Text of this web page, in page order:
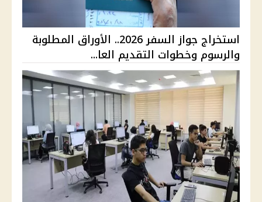
استخراج جواز السفر 2026.. الأوراق المطلوبة
والرسوم وخطوات التقديم العا...